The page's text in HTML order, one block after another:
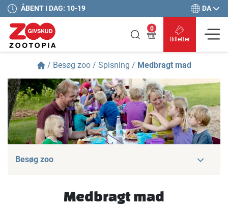
ÅBENT I DAG: 10-19 DA
Billetter
0
/ Besøg zoo / Spisning / Medbragt mad
Besøg zoo
Medbragt mad